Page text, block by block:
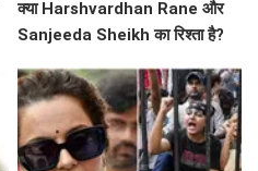
क्या Harshvardhan Rane और
Sanjeeda Sheikh का रिश्ता है?